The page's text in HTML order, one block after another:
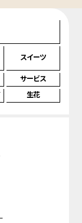
スイーツ
サービス
生花